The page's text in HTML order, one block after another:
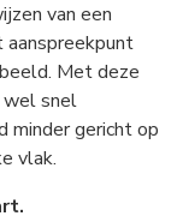
van een
aanspreekpunt
Met deze
wel snel
minder gericht op
vlak.